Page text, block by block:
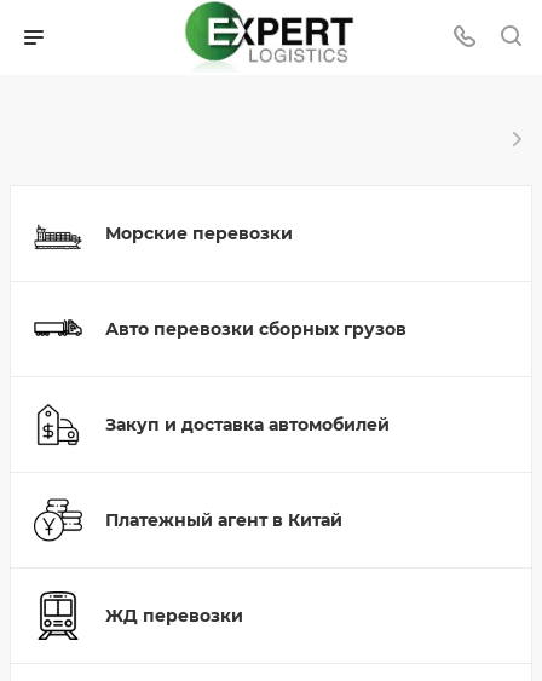
Морские перевозки
Авто перевозки сборных грузов
Закуп и доставка автомобилей
Платежный агент в Китай
ЖД перевозки